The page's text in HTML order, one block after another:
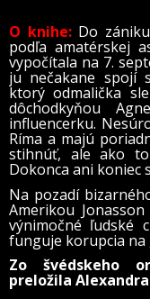
O knihe: Do
podľa amatérskej
vypočítala na 7.
ju nečakane spojí
ktorý odmalička
dôchodkyňou
influencerku.
Ríma a majú
stihnúť, ale ako
Dokonca ani koniec
Na pozadí
Amerikou
výnimočné ľudské
funguje korupcia
Zo švédskeho
preložila